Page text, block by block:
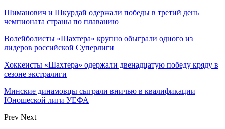
Шиманович и Шкурдай одержали победы в третий день
чемпионата страны по плаванию
Волейболисты «Шахтера» крупно обыграли одного из
лидеров российской Суперлиги
Хоккеисты «Шахтера» одержали двенадцатую победу кряду в
сезоне экстралиги
Минские динамовцы сыграли вничью в квалификации
Юношеской лиги УЕФА
Prev Next